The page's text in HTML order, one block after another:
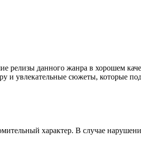
релизы данного жанра в хорошем
и увлекательные сюжеты, которые
характер. В случае